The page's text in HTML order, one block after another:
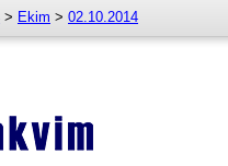
> Ekim > 02.10.2014